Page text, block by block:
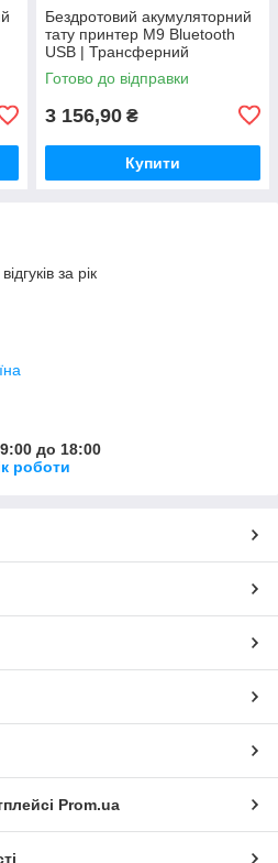
Бездротовий акумуляторний
тату принтер M9 Bluetooth
USB | Трансферний
термопринтер A4 для тату
ескізів | Білий
Готово до відправки
3 156,90 ₴
Купити
за рік
до 18:00
роботи
Prom.ua